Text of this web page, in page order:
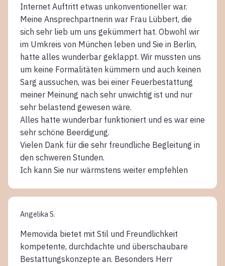
Internet Auftritt etwas unkonventioneller war.
Meine Ansprechpartnerin war Frau Lübbert, die
sich sehr lieb um uns gekümmert hat. Obwohl wir
im Umkreis von München leben und Sie in Berlin,
hatte alles wunderbar geklappt. Wir mussten uns
um keine Formalitäten kümmern und auch keinen
Sarg aussuchen, was bei einer Feuerbestattung
meiner Meinung nach sehr unwichtig ist und nur
sehr belastend gewesen wäre.
Alles hatte wunderbar funktioniert und es war eine
sehr schöne Beerdigung.
Vielen Dank für die sehr freundliche Begleitung in
den schweren Stunden.
Ich kann Sie nur wärmstens weiter empfehlen
Angelika S.
Memovida bietet mit Stil und Freundlichkeit
kompetente, durchdachte und überschaubare
Bestattungskonzepte an. Besonders Herr